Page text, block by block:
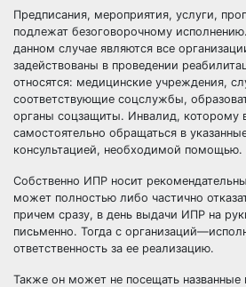
Предписания, мероприятия, услуги,
подлежат безоговорочному
данном случае являются все
задействованы в проведении
относятся: медицинские учреждения,
соответствующие соцслужбы,
органы соцзащиты. Инвалид, которому
самостоятельно обращаться в
консультацией, необходимой помощью.
Собственно ИПР носит
может полностью либо частично
причем сразу, в день выдачи ИПР на
письменно. Тогда с
ответственность за ее реализацию.
Также он может не посещать